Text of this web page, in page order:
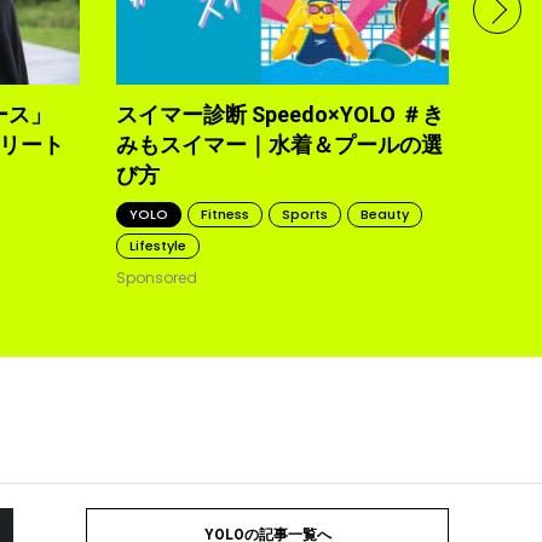
」
ート
スイマー診断 Speedo×YOLO ＃き
みもスイマー｜水着＆プールの選
び方
YOLO Fitness Sports
Beauty
Lifestyle
Sponsored
トレ
YOLOの記事一覧へ